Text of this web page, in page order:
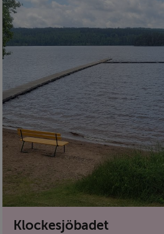
Klockesjöbadet